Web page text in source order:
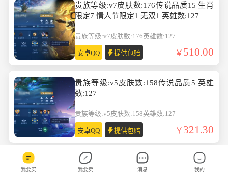
贵族等级:v7皮肤数:176传说品质15 生肖
限定7 情人节限定1 无双1 英雄数:127
贵族等级:v7皮肤数:176英雄数:127
安卓QQ 提供包赔 510.00
贵族等级:v5皮肤数:158传说品质5 英雄
数:127
贵族等级:v5皮肤数:158英雄数:127
安卓QQ 提供包赔 321.30
贵族等级:v8皮肤数:298传说品质16 珍品
传说2 生肖限定4 荣耀典藏1 英雄数:129
我要买 我要卖 消息 我的